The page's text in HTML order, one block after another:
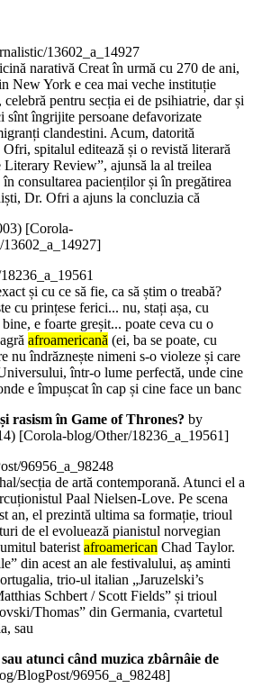
13602_a_14927
narativă Creat în urmă cu 270 de ani,
New York e cea mai veche instituție
pentru secția ei de psihiatrie, dar și
sînt îngrijite persoane defavorizate
clandestini. Acum, datorită
spitalul editează și o revistă literară
Literary Review”, ajunsă la al treilea
consultarea pacienților și în pregătirea
Dr. Ofri a ajuns la concluzia că
) [Corola-
și cu ce să fie, ca să știm o treabă?
cu prințese ferici... nu, stați așa, cu
e foarte greșit... poate ceva cu o
afroamericană (ei, ba se poate, cu
nu îndrăznește nimeni s-o violeze și care
într-o lume perfectă, unde cine
e împușcat în cap și cine face un banc
rasism în Game of Thrones? by
) [Corola-blog/Other/18236_a_19561]
96956_a_98248
secția de artă contemporană. Atunci el a
Paal Nielsen-Love. Pe scena
an, el prezintă ultima sa formație, trioul
de el evoluează pianistul norvegian
bateristafroamerican Chad Taylor.
din acest an ale festivalului, aș aminti
trio-ul italian „Jaruzelski’s
Schbert / Scott Fields” și trioul
Thomas” din Germania, cvartetul
sau
atunci când muzica zbârnâie de
BlogPost/96956_a_98248]